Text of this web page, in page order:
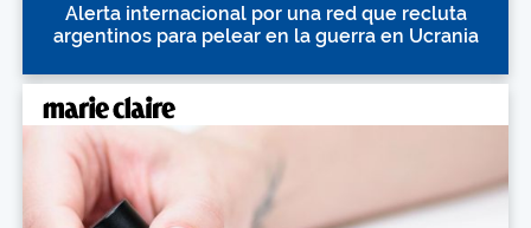
Alerta internacional por una red que recluta
argentinos para pelear en la guerra en Ucrania